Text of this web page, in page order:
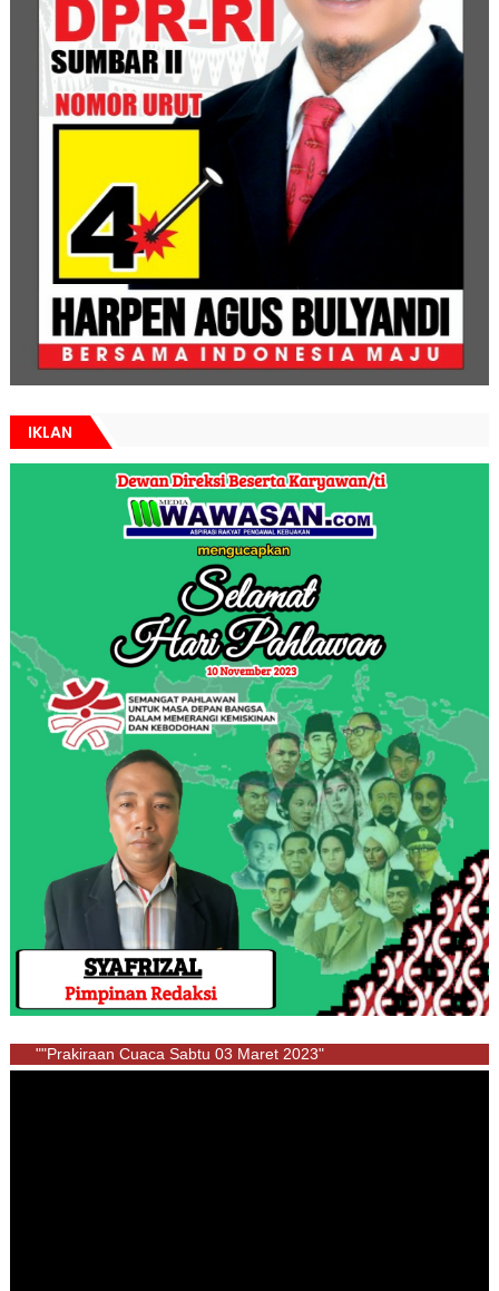
IKLAN
""Prakiraan Cuaca Sabtu 03 Maret 2023"